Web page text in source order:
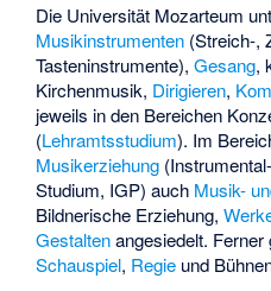
Die Universität Mozarteum
Musikinstrumenten (Streich-,
Tasteninstrumente),Gesang,
Kirchenmusik, Dirigieren,
jeweils in den Bereichen
(Lehramtsstudium). Im
Musikerziehung
Studium, IGP) auch Musik-
Bildnerische Erziehung,
Gestaltenangesiedelt.
Schauspiel, Regie und